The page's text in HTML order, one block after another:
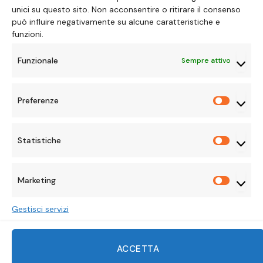
unici su questo sito. Non acconsentire o ritirare il consenso
può influire negativamente su alcune caratteristiche e
funzioni.
Funzionale Sempre attivo
Preferenze
Statistiche
Marketing
Gestisci servizi
ACCETTA
InstagramPinterestMastodon